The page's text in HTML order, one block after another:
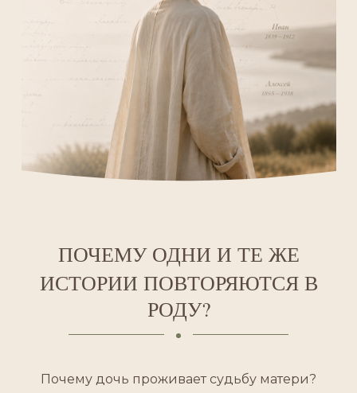
ИСТОРИИ ПОВТОРЯЮТСЯ В
РОДУ?
ПОЧЕМУ ОДНИ И ТЕ ЖЕ
Почему дочь проживает судьбу матери?